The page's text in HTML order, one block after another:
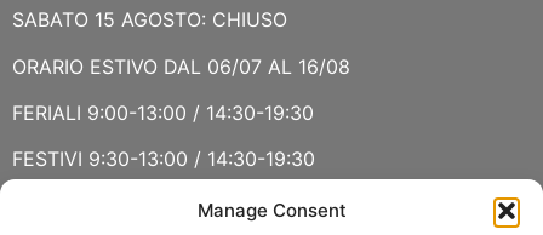
Manage Consent
SABATO 15 AGOSTO: CHIUSO
ORARIO ESTIVO DAL 06/07 AL 16/08
FERIALI 9:00-13:00 / 14:30-19:30
FESTIVI 9:30-13:00 / 14:30-19:30